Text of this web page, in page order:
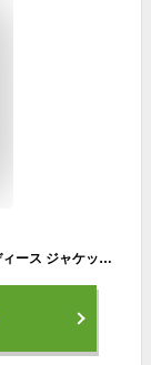
[アクレイス] スノーボードウェア スキーウェア レディース ジャケット 単品 lsw04-w m D06-wt